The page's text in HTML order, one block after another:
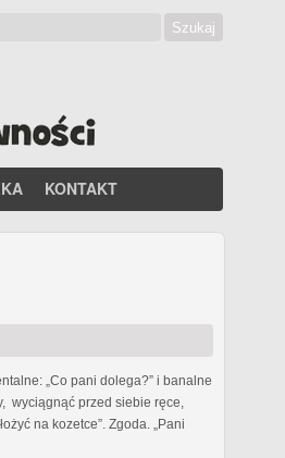
KONTAKT
„Co pani dolega?” i banalne
wyciągnąć przed siebie ręce,
na kozetce”. Zgoda. „Pani